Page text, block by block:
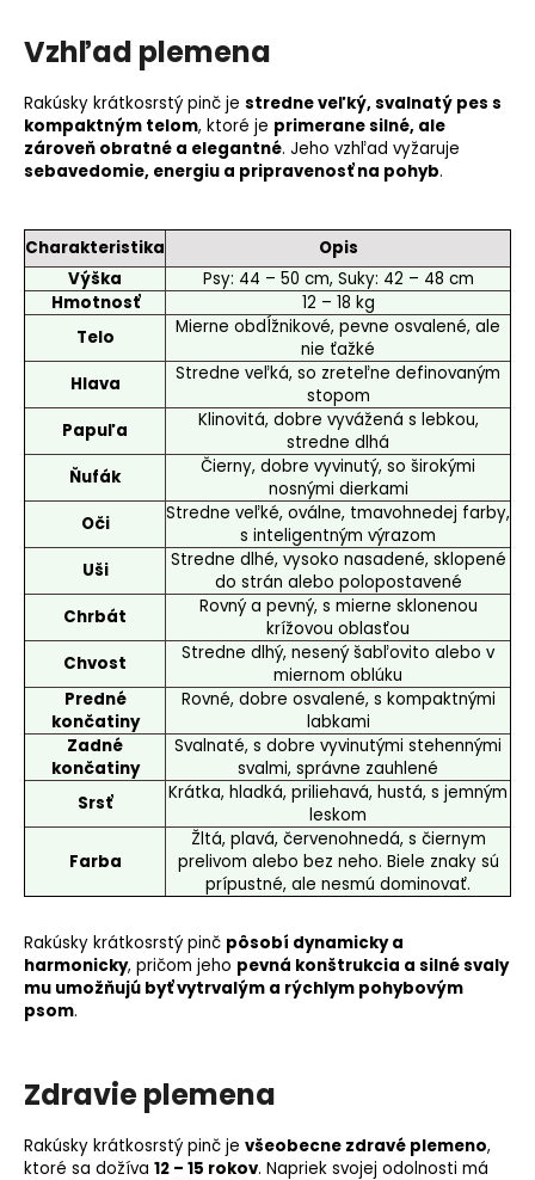
Vzhľad plemena
Rakúsky krátkosrstý pinč je stredne veľký, svalnatý pes s
kompaktným telom, ktoré je primerane silné, ale
zároveň obratné a elegantné. Jeho vzhľad vyžaruje
sebavedomie, energiu a pripravenosť na pohyb.
Charakteristika
Opis
Výška
Psy: 44 – 50 cm, Suky: 42 – 48 cm
Hmotnosť
12 – 18 kg
Telo
Mierne obdĺžnikové, pevne osvalené, ale
nie ťažké
Hlava
Stredne veľká, so zreteľne definovaným
stopom
Papuľa
Klinovitá, dobre vyvážená s lebkou,
stredne dlhá
Ňufák
Čierny, dobre vyvinutý, so širokými
nosnými dierkami
Oči
Stredne veľké, oválne, tmavohnedej farby,
s inteligentným výrazom
Uši
Stredne dlhé, vysoko nasadené, sklopené
do strán alebo polopostavené
Chrbát
Rovný a pevný, s mierne sklonenou
krížovou oblasťou
Chvost
Stredne dlhý, nesený šabľovito alebo v
miernom oblúku
Predné
končatiny
Rovné, dobre osvalené, s kompaktnými
labkami
Zadné
končatiny
Svalnaté, s dobre vyvinutými stehennými
svalmi, správne zauhlené
Srsť
Krátka, hladká, priliehavá, hustá, s jemným
leskom
Farba
Žltá, plavá, červenohnedá, s čiernym
prelivom alebo bez neho. Biele znakysú
prípustné, ale nesmú dominovať.
Rakúsky krátkosrstý pinč pôsobí dynamicky a
harmonicky, pričom jeho pevná konštrukcia a silné svaly
mu umožňujú byť vytrvalým a rýchlym pohybovým
psom.
Zdravie plemena
Rakúsky krátkosrstý pinč je všeobecne zdravé plemeno,
ktoré sa dožíva 12 – 15 rokov. Napriek svojej odolnosti má